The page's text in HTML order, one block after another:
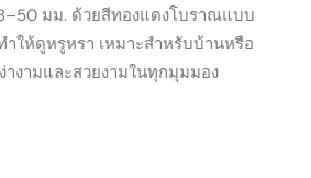
มม. ด้วยสีทองแดงโบราณแบบ
ำให้ดูหรูหรา เหมาะสำหรับบ้านหรือ
างามและสวยงามในทุกมุมมอง